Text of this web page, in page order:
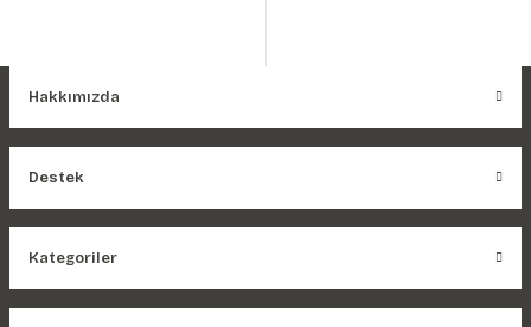
Hakkımızda
Destek
Kategoriler